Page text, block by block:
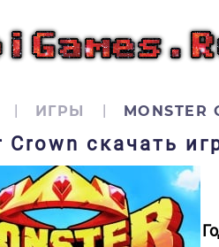
ИГРЫ MONSTER
Crown скачать